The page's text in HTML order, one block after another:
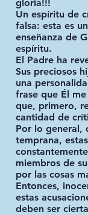
gloria!!!
Un espíritu de
falsa: esta es
enseñanza de
espíritu.
El Padre ha
Sus preciosos
una
frase que Él
que, primero,
cantidad de
Por lo general,
temprana,
miembros de
por las cosas
Entonces,
estas
deben ser